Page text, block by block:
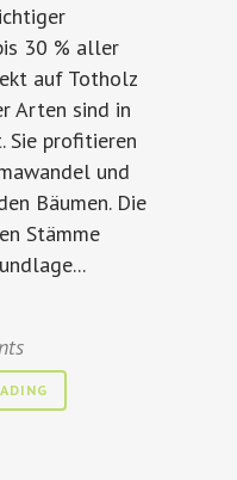
30 % aller
auf Totholz
Arten sind in
Sie profitieren
und
Bäumen. Die
Stämme